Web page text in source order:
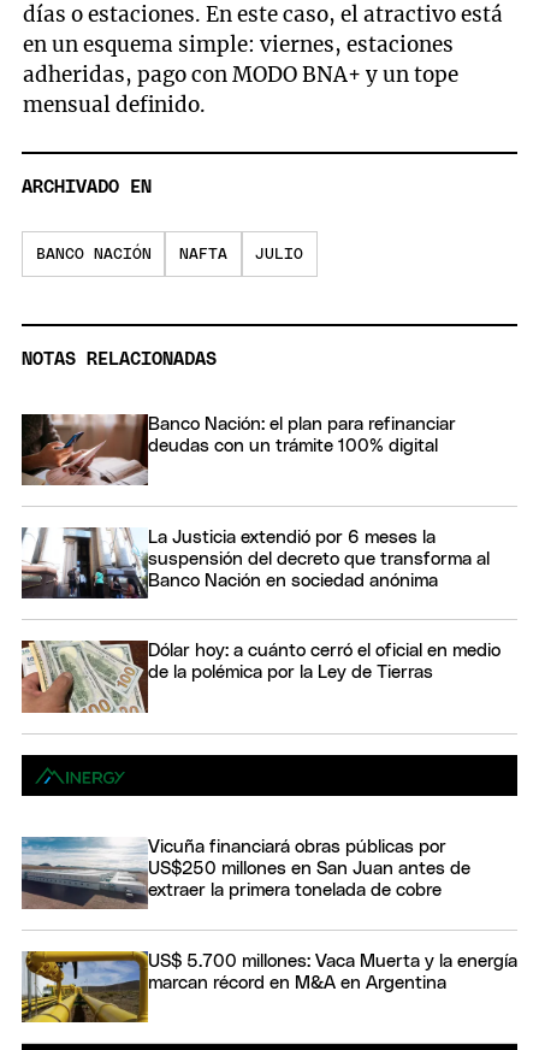
días o estaciones. En este caso, el atractivo está
en un esquema simple: viernes, estaciones
adheridas, pago con MODO BNA+ y un tope
mensual definido.
ARCHIVADO EN
BANCO NACIÓN NAFTA JULIO
NOTAS RELACIONADAS
Banco Nación: el plan para refinanciar
deudas con un trámite 100% digital
La Justicia extendió por 6 meses la
suspensión del decreto que transforma al
Banco Nación en sociedad anónima
Dólar hoy: a cuánto cerró el oficial en medio
de la polémica por la Ley de Tierras
Vicuña financiará obras públicas por
US$250 millones en San Juan antes de
extraer la primera tonelada de cobre
US$ 5.700 millones: Vaca Muerta y la energía
marcan récord en M&A en Argentina